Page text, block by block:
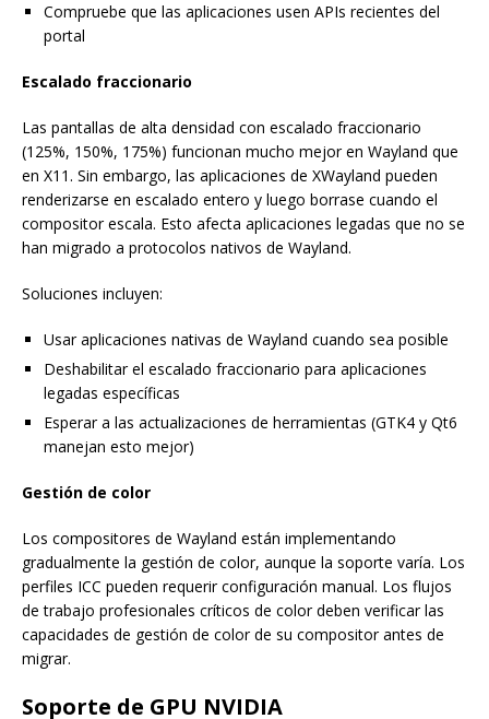
Compruebe que las aplicaciones usen APIs recientes del
portal
Escalado fraccionario
Las pantallas de alta densidad con escalado fraccionario
(125%, 150%, 175%) funcionan mucho mejor en Wayland que
en X11. Sin embargo, las aplicaciones de XWayland pueden
renderizarse en escalado entero y luego borrase cuando el
compositor escala. Esto afecta aplicaciones legadas que no se
han migrado a protocolos nativos de Wayland.
Soluciones incluyen:
Usar aplicaciones nativas de Wayland cuando sea posible
Deshabilitar el escalado fraccionario para aplicaciones
legadas específicas
Esperar a las actualizaciones de herramientas (GTK4 y Qt6
manejan esto mejor)
Gestión de color
Los compositores de Wayland están implementando
gradualmente la gestión de color, aunque la soporte varía. Los
perfiles ICC pueden requerir configuración manual. Los flujos
de trabajo profesionales críticos de color deben verificar las
capacidades de gestión de color de su compositor antes de
migrar.
Soporte de GPU NVIDIA